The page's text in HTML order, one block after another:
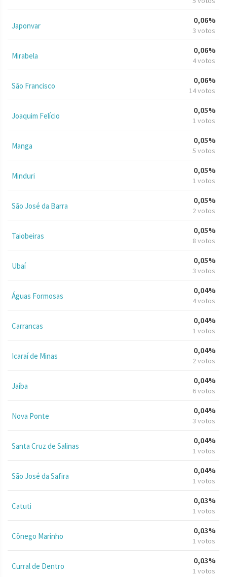
Japonvar
0,06%
3 votos
Mirabela
0,06%
4 votos
São Francisco
0,06%
14 votos
Joaquim Felício
0,05%
1 votos
Manga
0,05%
5 votos
Minduri
0,05%
1 votos
São José da Barra
0,05%
2 votos
Taiobeiras
0,05%
8 votos
Ubaí
0,05%
3 votos
Águas Formosas
0,04%
4 votos
Carrancas
0,04%
1 votos
Icaraí de Minas
0,04%
2 votos
Jaíba
0,04%
6 votos
Nova Ponte
0,04%
3 votos
Santa Cruz de Salinas
0,04%
1 votos
São José da Safira
0,04%
1 votos
Catuti
0,03%
1 votos
Cônego Marinho
0,03%
1 votos
Curral de Dentro
0,03%
1 votos